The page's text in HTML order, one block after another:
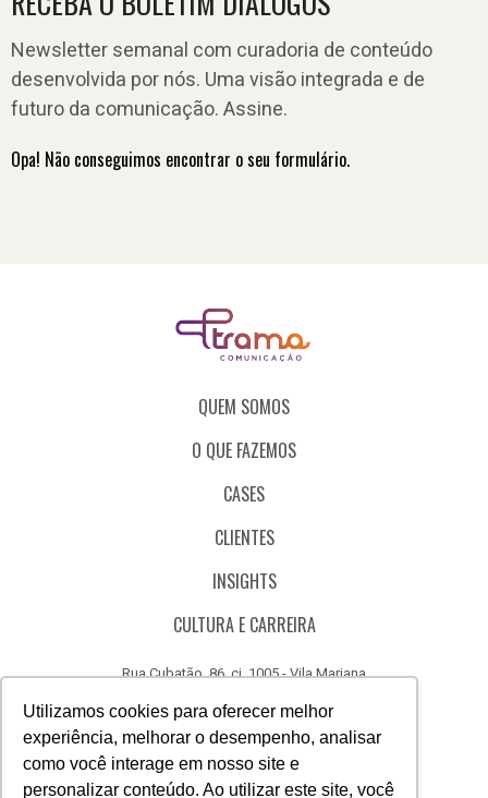
Utilizamos cookies para oferecer melhor
experiência, melhorar o desempenho, analisar
como você interage em nosso site e
personalizar conteúdo. Ao utilizar este site, você
Newsletter semanal com curadoria de conteúdo
desenvolvida por nós. Uma visão integrada e de
futuro da comunicação. Assine.
Opa! Não conseguimos encontrar o seu formulário.
QUEM SOMOS
O QUE FAZEMOS
CASES
CLIENTES
INSIGHTS
CULTURA E CARREIRA
Rua Cubatão, 86, cj. 1005 - Vila Mariana
CÓDIGO DE ÉTICA
CANAL DE DENÚNCIAS